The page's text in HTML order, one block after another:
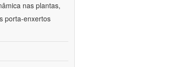
nas plantas,
porta-enxertos